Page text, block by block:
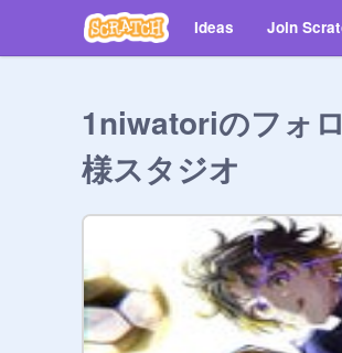
Ideas Join
1niwatoriのフォ
様スタジオ